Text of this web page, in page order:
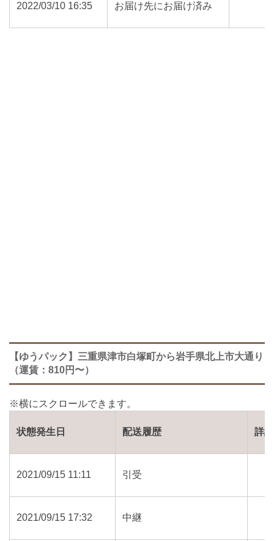
2022/03/10 16:35 お届け先にお届け済み
【ゆうパック】三重県津市白塚町から岩手県北上市大通り
（運賃：810円〜）
状態発生日 配送履歴 詳細
2021/09/15 11:11 引受
2021/09/15 17:32 中継